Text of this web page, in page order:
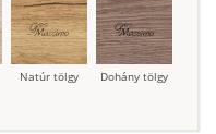
Natúr tölgy Dohány tölgy